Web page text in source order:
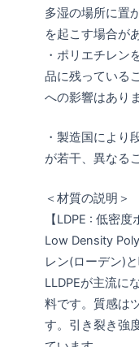
多湿の場所に置
を起こす場合が
・ポリエチレン
品に残っている
への影響はあり
・製造国により
が若干、異なる
＜材質の説明＞
【LDPE : 低密度
Low Density
レン(ローデン)
LLDPEが主流に
料です。質感は
す。引き裂き強